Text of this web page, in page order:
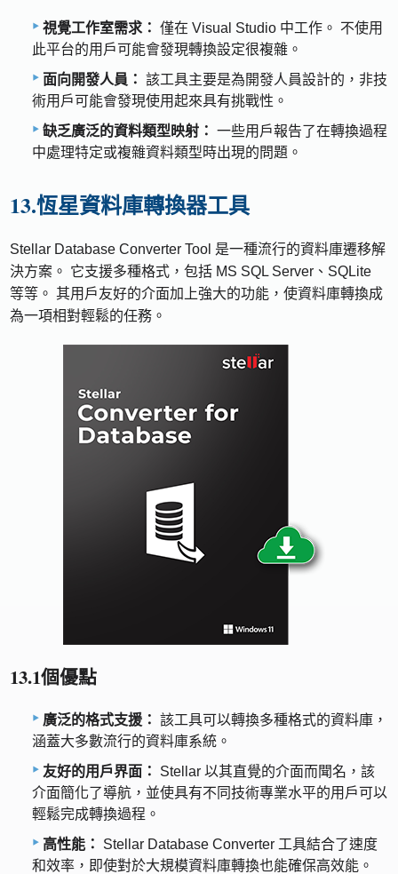
視覺工作室需求： 僅在 Visual Studio 中工作。 不使用
此平台的用戶可能會發現轉換設定很複雜。
面向開發人員： 該工具主要是為開發人員設計的，非技
術用戶可能會發現使用起來具有挑戰性。
缺乏廣泛的資料類型映射： 一些用戶報告了在轉換過程
中處理特定或複雜資料類型時出現的問題。
13.恆星資料庫轉換器工具
Stellar Database Converter Tool 是一種流行的資料庫遷移解
決方案。 它支援多種格式，包括 MS SQL Server、SQLite
等等。 其用戶友好的介面加上強大的功能，使資料庫轉換成
為一項相對輕鬆的任務。
13.1個優點
廣泛的格式支援： 該工具可以轉換多種格式的資料庫，
涵蓋大多數流行的資料庫系統。
友好的用戶界面：
Stellar 以其直覺的介面而聞名，該
介面簡化了導航，並使具有不同技術專業水平的用戶可以
輕鬆完成轉換過程。
高性能：
Stellar Database Converter 工具結合了速度
和效率，即使對於大規模資料庫轉換也能確保高效能。